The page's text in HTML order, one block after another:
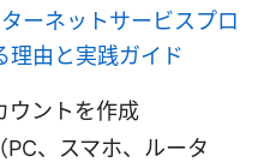
ーネットサービスプロ
理由と実践ガイド
ウントを作成
、スマホ、ルータ